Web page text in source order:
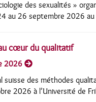
des sexualités »
au 26 septembre 2026
cœur du qualitatif
2026
suisse des méthodes
2026 à l’Université de